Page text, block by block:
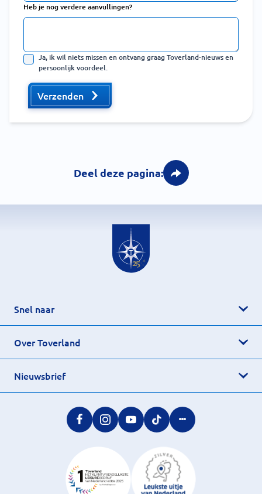
Heb je nog verdere aanvullingen?
Ja, ik wil niets missen en ontvang graag Toverland-nieuws en
persoonlijk voordeel.
Verzenden
Deel deze pagina:
Snel naar
Over Toverland
Nieuwsbrief